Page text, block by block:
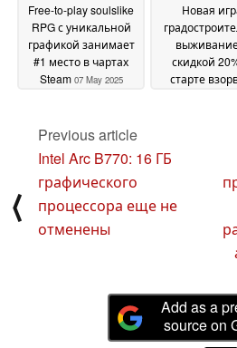
Free-to-play soulslike
RPG с уникальной
графикой занимает
#1 место в чартах
Steam 07 May 2025
Новая
скидкой
старте
⟨
Previous article
Intel Arc B770: 16 ГБ
графического
процессора еще не
отменены
Add as a
source on